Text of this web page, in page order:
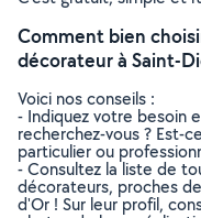
Comment bien
décorateur à Saint-
Voici nos conseils :
- Indiquez votre besoin
recherchez-vous ? Est-
particulier ou
- Consultez la liste de
décorateurs, proches
d'Or ! Sur leur profil,